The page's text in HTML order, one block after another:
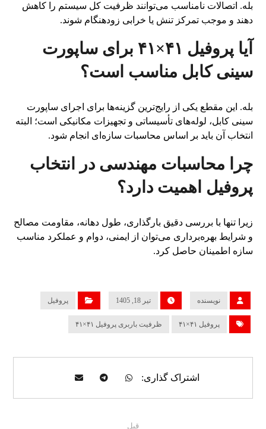
بله. اتصالات نامناسب می‌توانند ظرفیت کل سیستم را کاهش
دهند و موجب تمرکز تنش یا خرابی زودهنگام شوند.
آیا پروفیل ۴۱×۴۱ برای ساپورت
سینی کابل مناسب است؟
بله. این مقطع یکی از رایج‌ترین گزینه‌ها برای اجرای ساپورت
سینی کابل، لوله‌های تأسیساتی و تجهیزات مکانیکی است؛ البته
انتخاب آن باید بر اساس محاسبات سازه‌ای انجام شود.
چرا محاسبات مهندسی در انتخاب
پروفیل اهمیت دارد؟
زیرا تنها با بررسی دقیق بارگذاری، طول دهانه، مقاومت مصالح
و شرایط بهره‌برداری می‌توان از ایمنی، دوام و عملکرد مناسب
سازه اطمینان حاصل کرد.
نویسنده تیر 18, 1405 پروفیل
پروفیل ۴۱×۴۱ ظرفیت باربری پروفیل ۴۱×۴۱
قبل